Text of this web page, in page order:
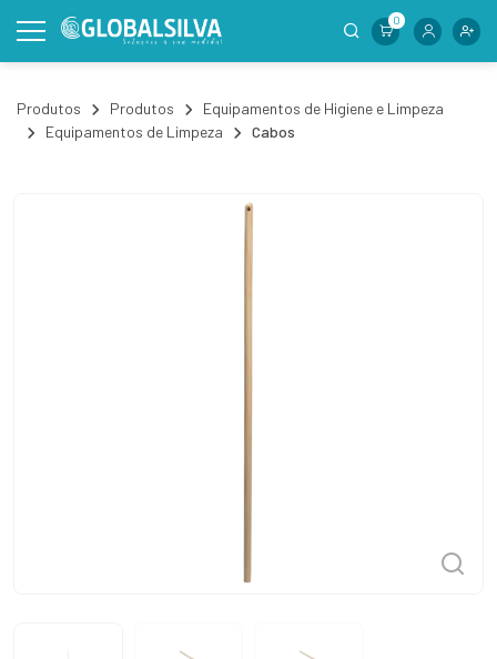
0
Produtos Produtos
Equipamentos de Higiene e Limpeza
Equipamentos de Limpeza
Cabos